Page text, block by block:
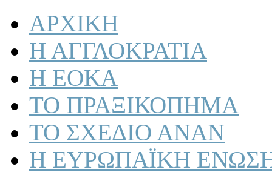
ΑΡΧΙΚΗ
Η ΑΓΓΛΟΚΡΑΤΙΑ
Η ΕΟΚΑ
ΤΟ ΠΡΑΞΙΚΟΠΗΜΑ
ΤΟ ΣΧΕΔΙΟ ΑΝΑΝ
Η ΕΥΡΩΠΑΪΚΗ